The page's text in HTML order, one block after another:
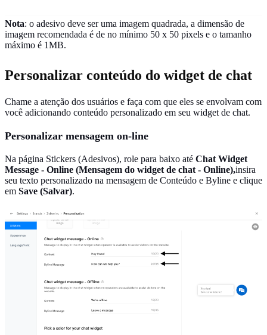
Nota: o adesivo deve ser uma imagem quadrada, a dimensão de
imagem recomendada é de no mínimo 50 x 50 pixels e o tamanho
máximo é 1MB.
Personalizar conteúdo do widget de chat
Chame a atenção dos usuários e faça com que eles se envolvam com
você adicionando conteúdo personalizado em seu widget de chat.
Personalizar mensagem on-line
Na página Stickers (Adesivos), role para baixo até Chat Widget
Message - Online (Mensagem do widget de chat - Online),insira
seu texto personalizado na mensagem de Conteúdo e Byline e clique
em Save (Salvar).